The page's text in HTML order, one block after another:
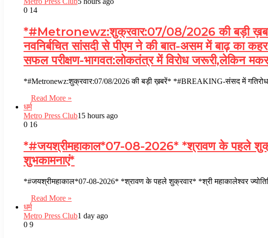
0 14
*#Metronewz:शुक्रवार:07/08/2026 की बड़ी ख़बरें*
नवनिर्बचित सांसदी से पीएम ने की बात-असम में बाढ़ का
सफल परीक्षण-भागवत:लोकतंत्र में विरोध जरूरी,लेकिन
*#Metronewz:शुक्रवार:07/08/2026 की बड़ी ख़बरें* *#BREAKING-संसद में गतिरोध
Read More »
धर्म
Metro Press Club15 hours ago
0 16
*#जयश्रीमहाकाल*07-08-2026* *श्रावण के पहले
शुभकामनाएं*
*#जयश्रीमहाकाल*07-08-2026* *श्रावण के पहले शुक्रवार* *श्री महाकालेश्वर
Read More »
धर्म
Metro Press Club1 day ago
0 9